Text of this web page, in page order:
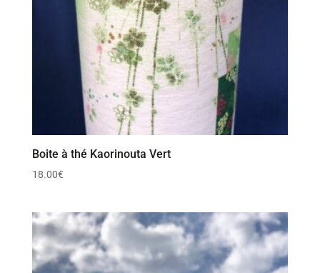
Boite à thé Kaorinouta Vert
18.00€